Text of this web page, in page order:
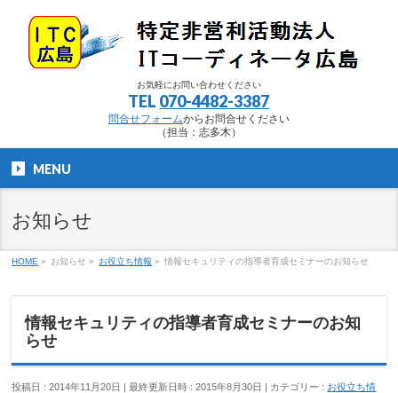
お気軽にお問い合わせください
TEL 070-4482-3387
問合せフォームからお問合せください
（担当：志多木）
MENU
お知らせ
HOME » お知らせ » お役立ち情報 » 情報セキュリティの指導者育成セミナーのお知らせ
情報セキュリティの指導者育成セミナーのお知
らせ
投稿日 : 2014年11月20日 最終更新日時 : 2015年8月30日 カテゴリー : お役立ち情